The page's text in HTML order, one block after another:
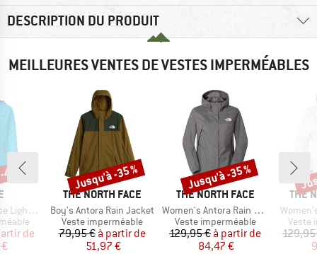
DESCRIPTION DU PRODUIT
MEILLEURES VENTES DE VESTES IMPERMÉABLES
Jacket
réduit
de
%
MARQUE
THE NORTH FACE
Article
Boy's Antora Rain Jacket
Product group
Veste imperméable
Prix
79,95 € Prix réduit
à partir de
51,97 €
Remise
Jusqu'à -35 %
MARQUE
THE NORTH FACE
Article
Women's Antora Rain Jacket
Product group
Veste imperméable
Prix
129,95 € Prix réduit
à partir de
84,47 €
Remise
Jusqu'à -35 %
THE
Article
Veste